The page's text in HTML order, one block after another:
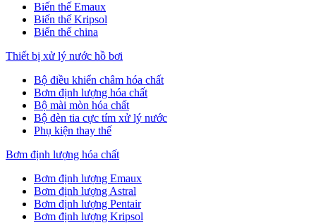
Biến thế Emaux
Biến thế Kripsol
Biến thế china
Thiết bị xử lý nước hồ bơi
Bộ điều khiển châm hóa chất
Bơm định lượng hóa chất
Bộ mài mòn hóa chất
Bộ đèn tia cực tím xử lý nước
Phụ kiện thay thế
Bơm định lượng hóa chất
Bơm định lượng Emaux
Bơm định lượng Astral
Bơm định lượng Pentair
Bơm định lượng Kripsol